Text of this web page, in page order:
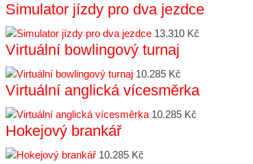
Simulator jízdy pro dva jezdce
13.310 Kč
Virtuální bowlingový turnaj
10.285 Kč
Virtuální anglická vícesměrka
10.285 Kč
Hokejový brankář
10.285 Kč